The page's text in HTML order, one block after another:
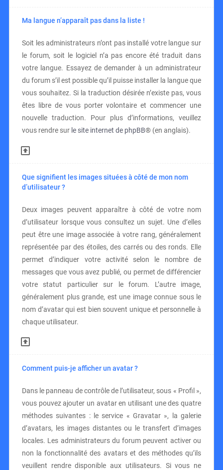
Ma langue n’apparaît pas dans la liste !
Soit les administrateurs n’ont pas installé votre langue sur
le forum, soit le logiciel n’a pas encore été traduit dans
votre langue. Essayez de demander à un administrateur
du forum s’il est possible qu’il puisse installer la langue que
vous souhaitez. Si la traduction désirée n’existe pas, vous
êtes libre de vous porter volontaire et commencer une
nouvelle traduction. Pour plus d’informations, veuillez
vous rendre sur le site internet de phpBB® (en anglais).
Que signifient les images situées à côté de mon nom
d’utilisateur ?
Deux images peuvent apparaître à côté de votre nom
d’utilisateur lorsque vous consultez un sujet. Une d’elles
peut être une image associée à votre rang, généralement
représentée par des étoiles, des carrés ou des ronds. Elle
permet d’indiquer votre activité selon le nombre de
messages que vous avez publié, ou permet de différencier
votre statut particulier sur le forum. L’autre image,
généralement plus grande, est une image connue sous le
nom d’avatar qui est bien souvent unique et personnelle à
chaque utilisateur.
Comment puis-je afficher un avatar ?
Dans le panneau de contrôle de l’utilisateur, sous « Profil »,
vous pouvez ajouter un avatar en utilisant une des quatre
méthodes suivantes : le service « Gravatar », la galerie
d’avatars, les images distantes ou le transfert d’images
locales. Les administrateurs du forum peuvent activer ou
non la fonctionnalité des avatars et des méthodes qu’ils
veuillent rendre disponible aux utilisateurs. Si vous ne